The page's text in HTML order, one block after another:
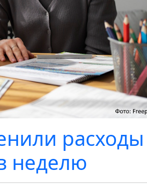
расходы
неделю